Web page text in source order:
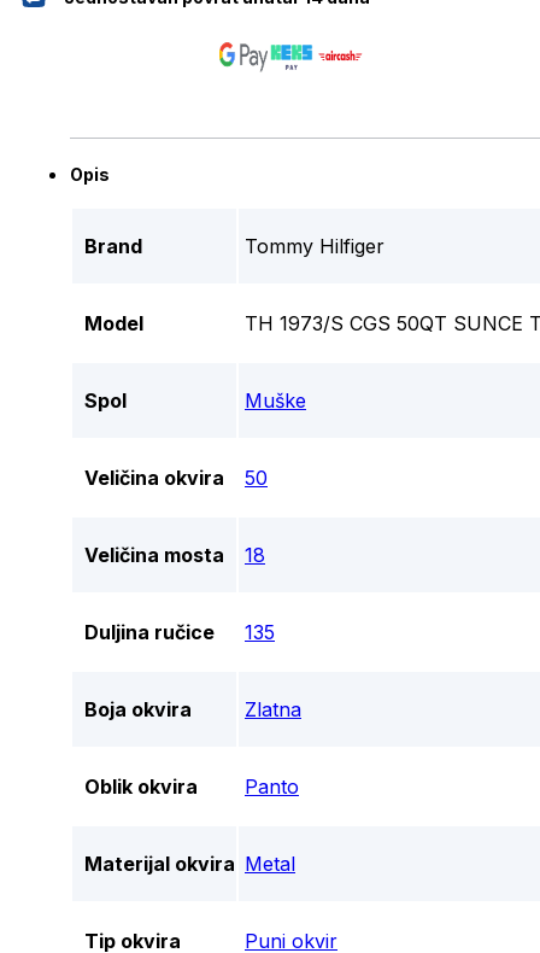
Opis
Brand Tommy Hilfiger
Model TH 1973/S CGS 50QT SUNCE
Spol Muške
Veličina okvira 50
Veličina mosta 18
Duljina ručice 135
Boja okvira Zlatna
Oblik okvira Panto
Materijal okvira Metal
Tip okvira Puni okvir